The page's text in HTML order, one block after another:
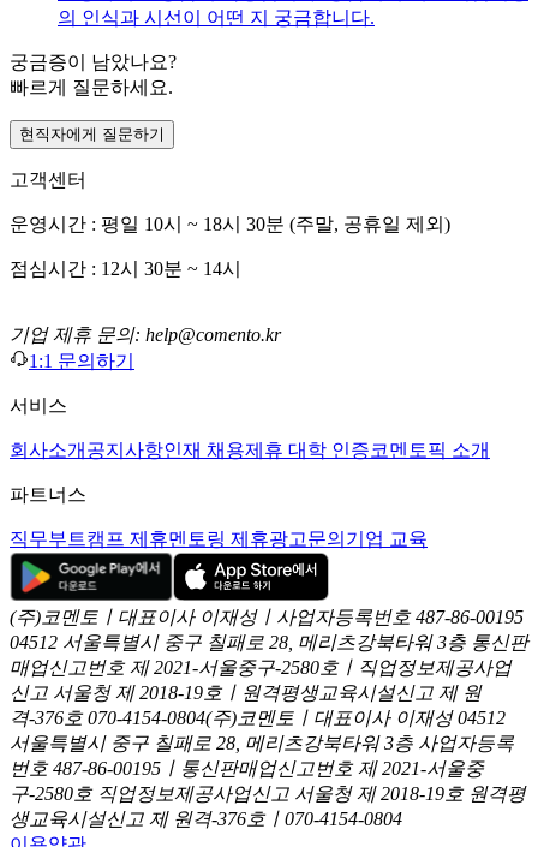
의 인식과 시선이 어떤 지 궁금합니다.
궁금증이 남았나요?
빠르게 질문하세요.
현직자에게 질문하기
고객센터
운영시간 : 평일 10시 ~ 18시 30분 (주말, 공휴일 제외)
점심시간 : 12시 30분 ~ 14시
기업 제휴 문의: help@comento.kr
1:1 문의하기
서비스
회사소개 공지사항인재 채용제휴 대학 인증코멘토픽 소개
파트너스
직무부트캠프 제휴멘토링 제휴광고문의 기업 교육
(주)코멘토ㅣ대표이사 이재성ㅣ사업자등록번호 487-86-00195
04512 서울특별시 중구 칠패로 28, 메리츠강북타워 3층 통신판
매업신고번호 제 2021-서울중구-2580호ㅣ직업정보제공사업
신고 서울청 제 2018-19호ㅣ원격평생교육시설신고 제 원
격-376호 070-4154-0804(주)코멘토ㅣ대표이사 이재성 04512
서울특별시 중구 칠패로 28, 메리츠강북타워 3층 사업자등록
번호 487-86-00195ㅣ통신판매업신고번호 제 2021-서울중
구-2580호 직업정보제공사업신고 서울청 제 2018-19호 원격평
생교육시설신고 제 원격-376호ㅣ070-4154-0804